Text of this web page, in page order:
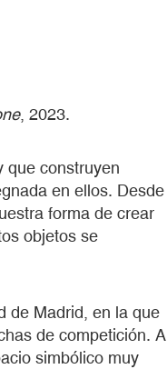
, 2023.
que construyen
en ellos. Desde
forma de crear
objetos se
de Madrid, en la que
de competición. A
simbólico muy